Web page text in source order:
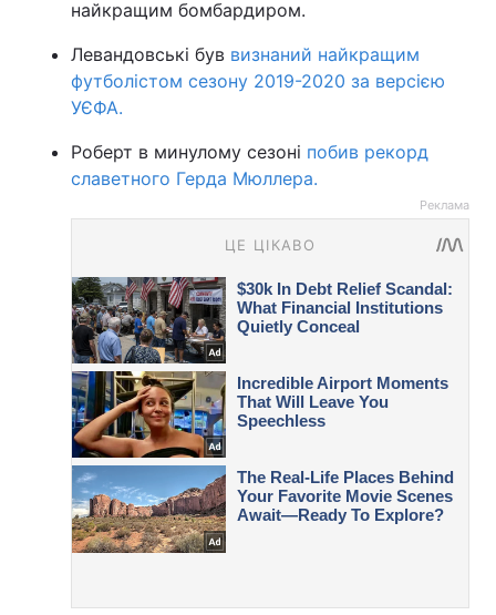
найкращим бомбардиром.
Левандовські був визнаний найкращим
футболістом сезону 2019-2020 за версією
УЄФА.
Роберт в минулому сезоні побив рекорд
славетного Герда Мюллера.
Реклама